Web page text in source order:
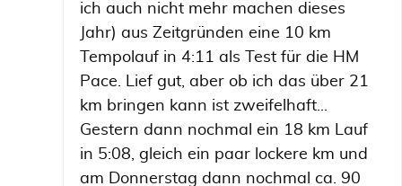
ich auch nicht mehr machen dieses
Jahr) aus Zeitgründen eine 10 km
Tempolauf in 4:11 als Test für die HM
Pace. Lief gut, aber ob ich das über 21
km bringen kann ist zweifelhaft...
Gestern dann nochmal ein 18 km Lauf
in 5:08, gleich ein paar lockere km und
am Donnerstag dann nochmal ca. 90